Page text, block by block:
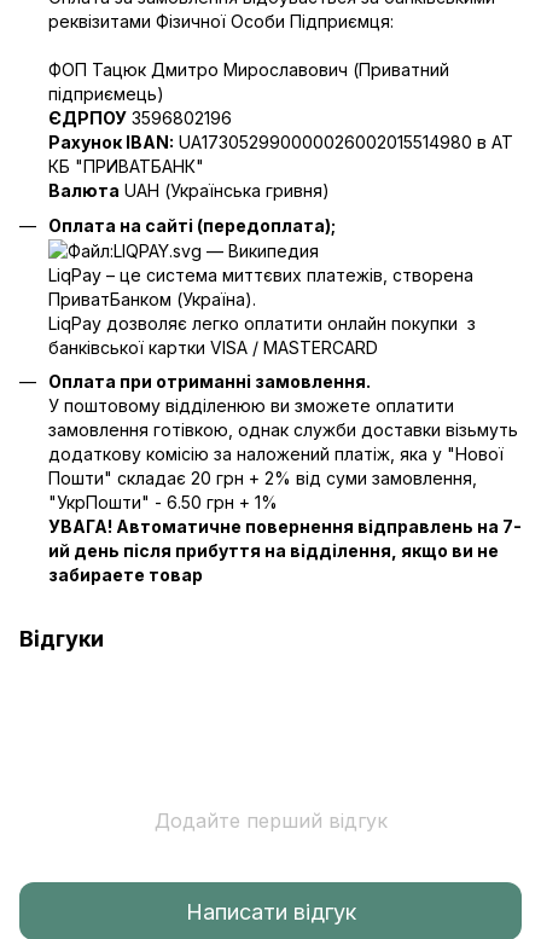
реквізитами Фізичної Особи Підприємця:
ФОП Тацюк Дмитро Мирославович (Приватний
пiдприємець)
ЄДРПОУ 3596802196
Рахунок IBAN: UA173052990000026002015514980 в АТ
КБ "ПРИВАТБАНК"
Валюта UAH (Українська гривня)
Оплата на сайті (передоплата);
LiqPay – це система миттєвих платежів, створена
ПриватБанком (Україна).
LiqPay дозволяє легко оплатити онлайн покупки з
банківської картки VISA / MASTERCARD
Оплата при отриманні замовлення.
У поштовому відділенюю ви зможете оплатити
замовлення готівкою, однак служби доставки візьмуть
додаткову комісію за наложений платіж, яка у "Нової
Пошти" складає 20 грн + 2% від суми замовлення,
"УкрПошти" - 6.50 грн + 1%
УВАГА! Автоматичне повернення відправлень на 7-
ий день після прибуття на відділення, якщо ви не
забираете товар
Відгуки
Додайте перший відгук
Написати відгук